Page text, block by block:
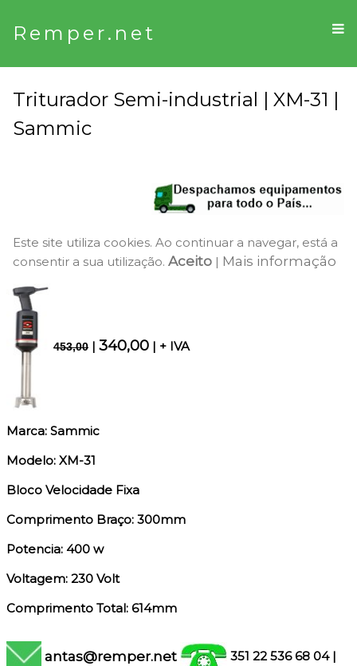
Remper.net
Triturador Semi-industrial | XM-31 |
Sammic
Este site utiliza cookies. Ao continuar a navegar, está a
consentir a sua utilização. Aceito | Mais informação
453,00 | 340,00 | + IVA
Marca: Sammic
Modelo: XM-31
Bloco Velocidade Fixa
Comprimento Braço: 300mm
Potencia: 400 w
Voltagem: 230 Volt
Comprimento Total: 614mm
antas@remper.net 351 22 536 68 04 |